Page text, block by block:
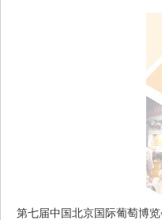
第七届中国北京国际葡萄博